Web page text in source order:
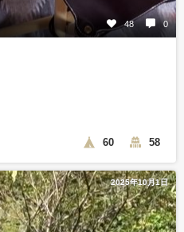
48 0
60 58
2025年10月1日